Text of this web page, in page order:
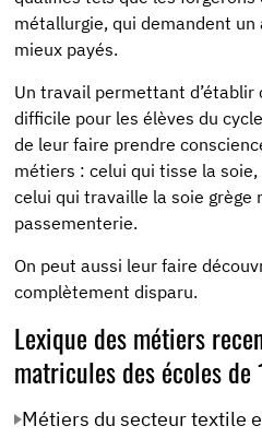
métallurgie, qui demandent
mieux payés.
Un travail permettant
difficile pour les élèves du
de leur faire prendre
métiers : celui qui tisse la
celui qui travaille la soie grège
passementerie.
On peut aussi leur faire
complètement disparu.
Lexique des métiers
matricules des écoles
Métiers du secteur textile